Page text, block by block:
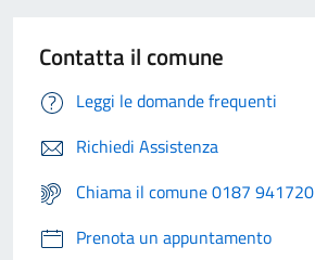
Contatta il comune
Leggi le domande frequenti
Richiedi Assistenza
Chiama il comune 0187 941720
Prenota un appuntamento